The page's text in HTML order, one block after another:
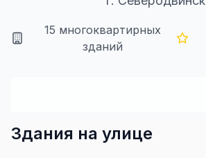
15 многоквартирных
зданий
Здания на улице